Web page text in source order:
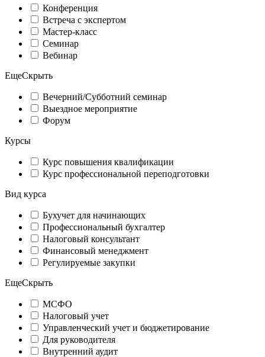
Конференция
Встреча с экспертом
Мастер-класс
Семинар
Вебинар
ЕщеСкрыть
Вечерний/Субботний семинар
Выездное мероприятие
Форум
Курсы
Курс повышения квалификации
Курс профессиональной переподготовки
Вид курса
Бухучет для начинающих
Профессиональный бухгалтер
Налоговый консультант
Финансовый менеджмент
Регулируемые закупки
ЕщеСкрыть
МСФО
Налоговый учет
Управленческий учет и бюджетирование
Для руководителя
Внутренний аудит